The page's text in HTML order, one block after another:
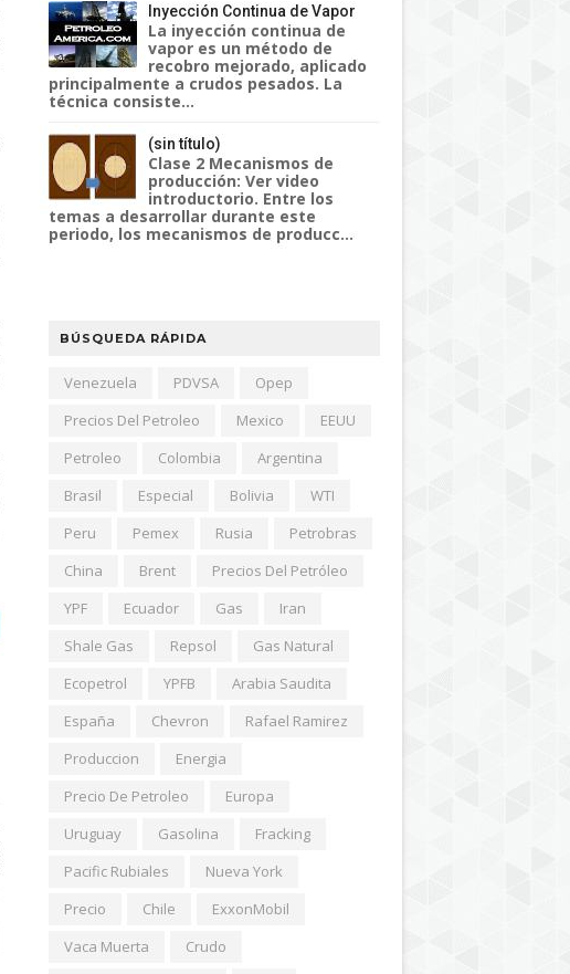
Inyección Continua de Vapor
La inyección continua de
vapor es un método de
recobro mejorado, aplicado
principalmente a crudos pesados. La
técnica consiste...
(sin título)
Clase 2 Mecanismos de
producción: Ver video
introductorio. Entre los
temas a desarrollar durante este
periodo, los mecanismos de producc...
BÚSQUEDA RÁPIDA
Venezuela PDVSA
Opep
Precios Del Petroleo
Mexico
EEUU
Petroleo
Colombia
Argentina
Brasil
Especial Bolivia
WTI
Peru
Pemex Rusia
Petrobras
China
Brent
Precios Del Petróleo
YPF
Ecuador Gas
Iran
Shale Gas
Repsol
Gas Natural
Ecopetrol
YPFB
Arabia Saudita
España
Chevron
Rafael Ramirez
Produccion
Energia
Precio De Petroleo
Europa
Uruguay
Gasolina
Fracking
Pacific Rubiales
Nueva York
Precio
Chile
ExxonMobil
Vaca Muerta
Crudo